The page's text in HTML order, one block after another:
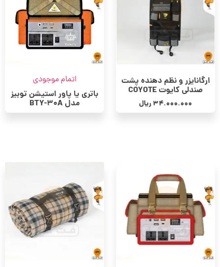
ارگانایزر و نظم دهنده پشت
صندلی کایوت COYOTE
34.000.000ریال
اتمام موجودی
باتری یا پاور استیشن توبیز
مدل BTY-30A